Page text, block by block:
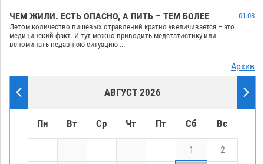
ЧЕМ ЖИЛИ. ЕСТЬ ОПАСНО, А ПИТЬ – ТЕМ БОЛЕЕ
01.08
Летом количество пищевых отравлений кратно увеличивается – это
медицинский факт. И тут можно приводить медстатистику или
вспоминать недавнюю ситуацию ...
Архив
АВГУСТ 2026
Пн Вт Ср Чт Пт Сб Вс
1 2